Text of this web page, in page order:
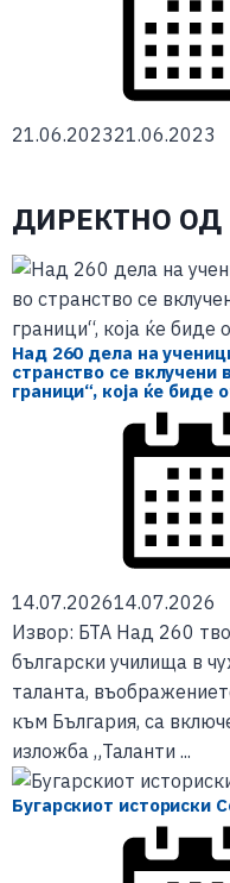
21.06.202321.06.2023
ДИРЕКТНО ОД
Над 260 дела на
странство се вклучени
граници“, која ќе биде
14.07.202614.07.2026
Извор: БТА Над 260
български училища в
таланта,
към България, са
изложба „Таланти ...
Бугарскиот историски